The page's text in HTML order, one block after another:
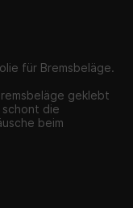
für Bremsbeläge.
geklebt
die
beim